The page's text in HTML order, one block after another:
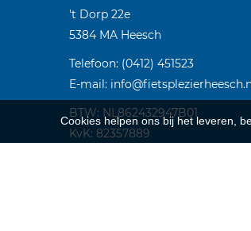
't Dorp 22e
5384 MA Heesch
Telefoon: (0412) 451523
E-mail:
BTW: NL862432947B01
KvK: 82357889
Cookies helpen ons bij het leveren,